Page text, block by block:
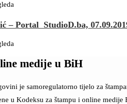
– Portal StudioD.ba,
medije u BiH
je samoregulatorno tijelo za
u Kodeksu za štampu i online medije